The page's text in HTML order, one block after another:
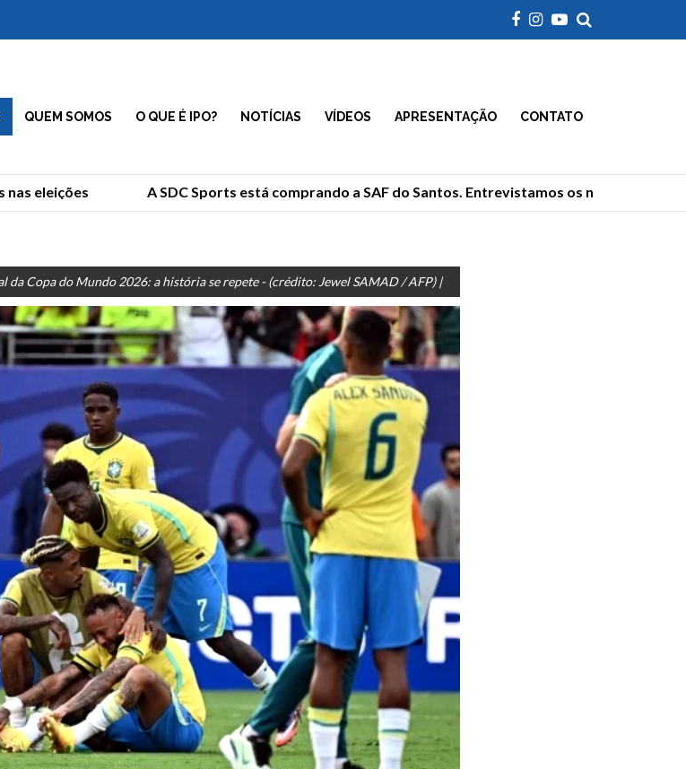
QUEM SOMOS O QUE É IPO? NOTÍCIAS VÍDEOS APRESENTAÇÃO CONTATO
eleições A SDC Sports está comprando a SAF do Santos. Entrevistamos os novos donos
da Copa do Mundo 2026: a história se repete - (crédito: Jewel SAMAD / AFP) |